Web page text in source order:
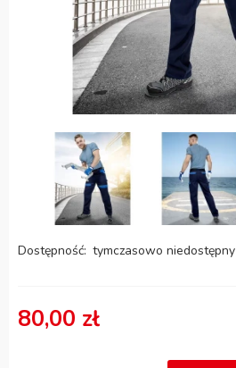
Dostępność: tymczasowo niedostępny
80,00 zł